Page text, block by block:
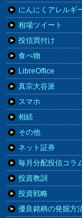
にんにくアレルギ
相場ツイート
投信買付け
食べ物
LibreOffice
真宗大谷派
スマホ
相続
その他
ネット証券
毎月分配投信コラ
投資教訓
投資戦略
優良銘柄の発掘方